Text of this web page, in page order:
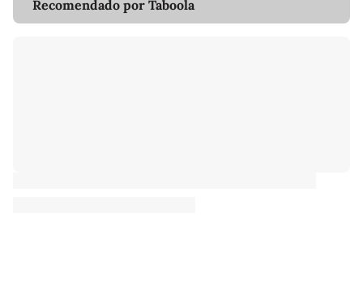
Recomendado por Taboola